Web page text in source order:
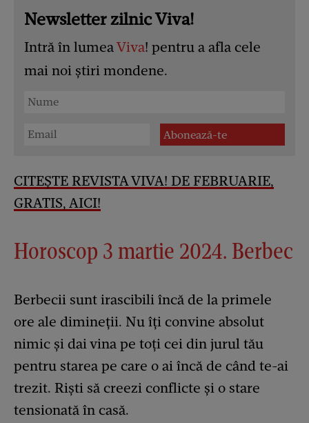
Newsletter zilnic Viva!
Intră în lumeaViva! pentru a afla cele
mai noi știri mondene.
CITEȘTE REVISTA VIVA! DE FEBRUARIE,
GRATIS, AICI!
Horoscop 3 martie 2024. Berbec
Berbecii sunt irascibili încă de la primele
ore ale dimineții. Nu îți convine absolut
nimic și dai vina pe toți cei din jurul tău
pentru starea pe care o ai încă de când te-ai
trezit. Riști să creezi conflicte și o stare
tensionată în casă.